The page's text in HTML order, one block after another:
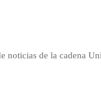
noticias de la cadena